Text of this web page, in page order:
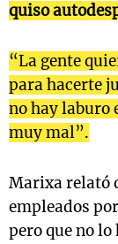
quiso
“La gente
para hacerte
no hay laburo
muy mal”.
Marixa relató
empleados
pero que no